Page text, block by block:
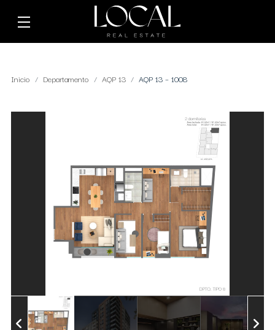
Inicio Departamento AQP 13 AQP 13 – 1008